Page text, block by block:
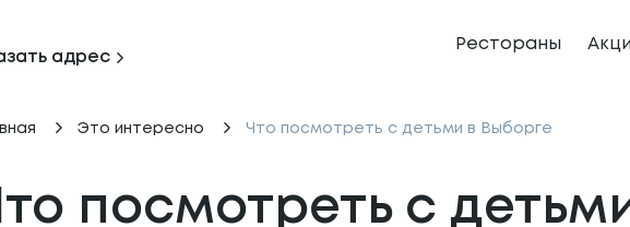
адрес
Рестораны
Это интересно Что посмотреть с детьми в Выборге
посмотреть с